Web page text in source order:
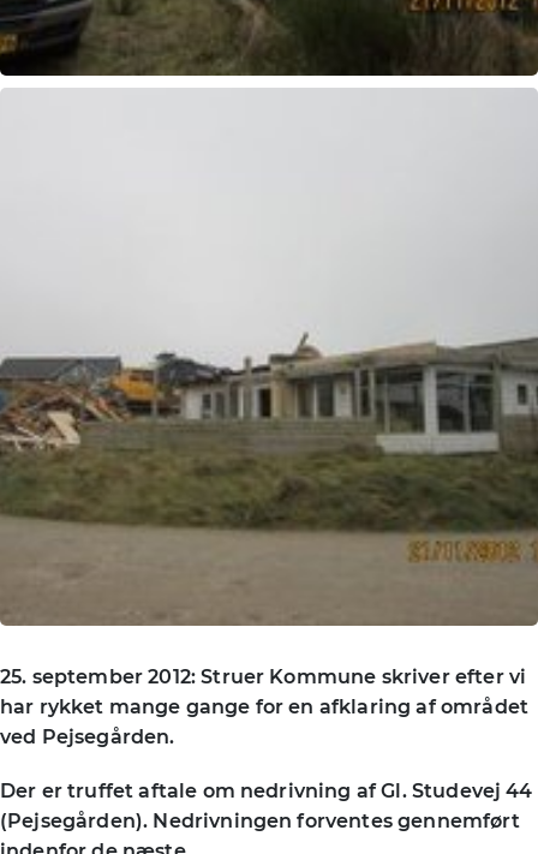
25. september 2012: Struer Kommune skriver efter vi
har rykket mange gange for en afklaring af området
ved Pejsegården.
Der er truffet aftale om nedrivning af Gl. Studevej 44
(Pejsegården). Nedrivningen forventes gennemført